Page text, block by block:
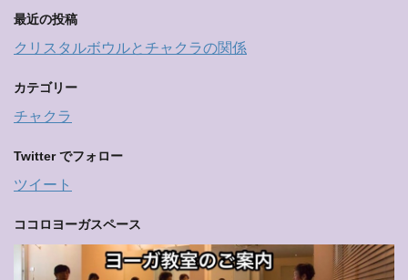
最近の投稿
クリスタルボウルとチャクラの関係
カテゴリー
チャクラ
Twitter でフォロー
ツイート
ココロヨーガスペース